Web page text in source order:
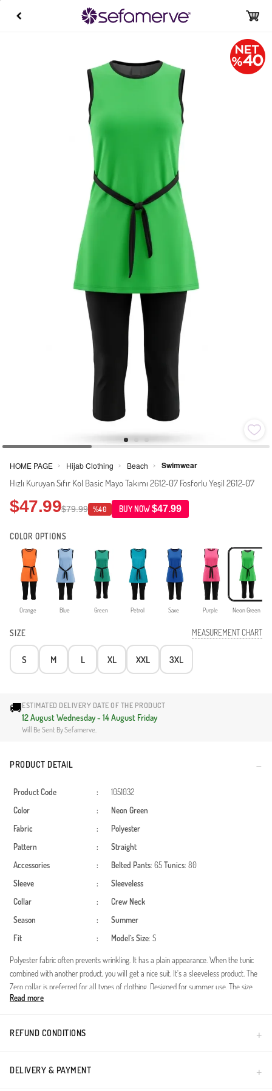
HOME PAGE > Hijab Clothing > Beach > Swimwear
Hızlı Kuruyan Sıfır Kol Basic Mayo Takımı 2612-07 Fosforlu Yeşil 2612-07
$47.99$79.99 %40 BUY NOW$47.99
COLOR OPTIONS
Orange Blue Green Petrol Saxe Purple Neon Green
SIZE MEASUREMENT CHART
S M L XL XXL 3XL
🚚ESTIMATED DELIVERY DATE OF THE PRODUCT
12 August Wednesday - 14 August Friday
Will Be Sent By Sefamerve.
PRODUCT DETAIL
Product Code :
1051032
Color
:
Neon Green
Fabric
:
Polyester
Pattern
:
Straight
Accessories
: Belted Pants: 65Tunics: 80
Sleeve
:
Sleeveless
Collar
:
Crew Neck
Season
:
Summer
Fit
: Model`s Size: S
Polyester fabric often prevents wrinkling. It has a plain appearance. When the tunic
combined with another product, you will get a nice suit. It's a sleeveless product. The
Zero collar is preferred for all types of clothing. Designed for summer use. The size
worn by the model, is the one on the image.
muhafazakar giyim standartlarına uygun modern bir silüet sunar. Sıfır kol kesimi
liflerinden üretilmiştir. Su itici özelliği sayesinde sudan çıktığınız anda dakikalar içinde
Read more
REFUND CONDITIONS
DELIVERY & PAYMENT